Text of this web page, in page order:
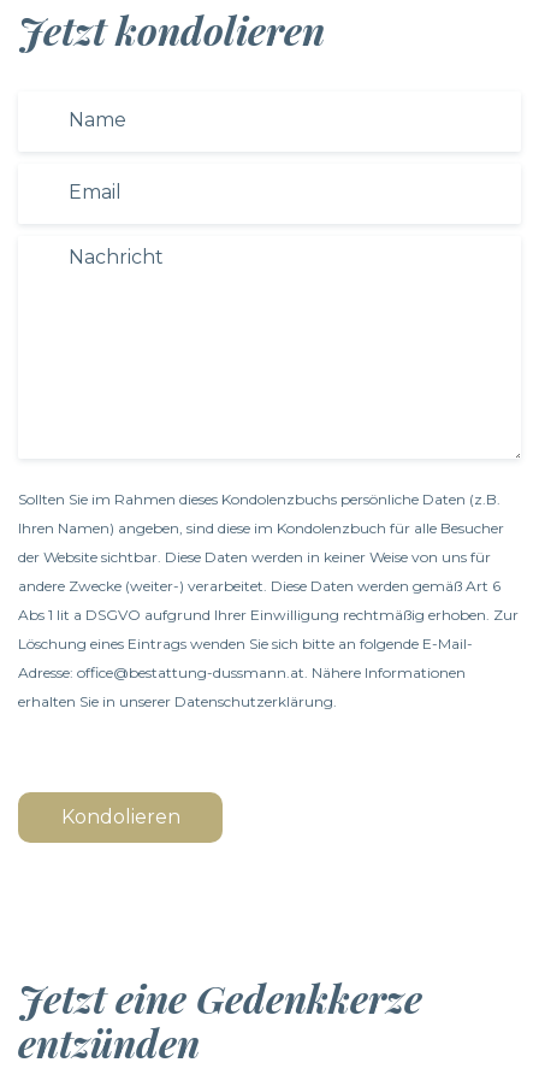
Jetzt kondolieren
Sollten Sie im Rahmen dieses Kondolenzbuchs persönliche Daten (z.B.
Ihren Namen) angeben, sind diese im Kondolenzbuch für alle Besucher
der Website sichtbar. Diese Daten werden in keiner Weise von uns für
andere Zwecke (weiter-) verarbeitet. Diese Daten werden gemäß Art 6
Abs 1 lit a DSGVO aufgrund Ihrer Einwilligung rechtmäßig erhoben. Zur
Löschung eines Eintrags wenden Sie sich bitte an folgende E-Mail-
Adresse: office@bestattung-dussmann.at. Nähere Informationen
erhalten Sie in unserer Datenschutzerklärung
Kondolieren
Jetzt eine Gedenkkerze
entzünden